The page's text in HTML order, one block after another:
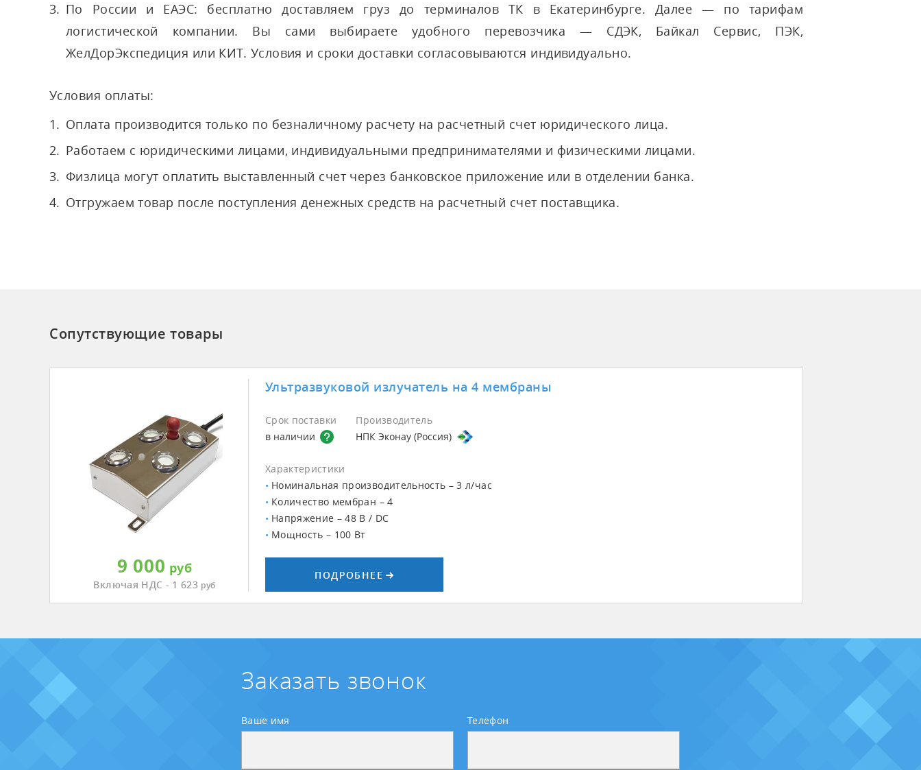
По России и ЕАЭС: бесплатно доставляем груз до терминалов ТК в Екатеринбурге. Далее — по тарифам
логистической компании. Вы сами выбираете удобного перевозчика — СДЭК, Байкал Сервис, ПЭК,
ЖелДорЭкспедиция или КИТ. Условия и сроки доставки согласовываются индивидуально.
Условия оплаты:
Оплата производится только по безналичному расчету на расчетный счет юридического лица.
Работаем с юридическими лицами, индивидуальными предпринимателями и физическими лицами.
Физлица могут оплатить выставленный счет через банковское приложение или в отделении банка.
Отгружаем товар после поступления денежных средств на расчетный счет поставщика.
Сопутствующие товары
9 000 руб
Включая НДС - 1 623 руб
Ультразвуковой излучатель на 4 мембраны
Срок поставки
в наличии
Производитель
НПК Эконау (Россия)
Характеристики
Номинальная производительность – 3 л/час
Количество мембран – 4
Напряжение – 48 В / DC
Мощность – 100 Вт
ПОДРОБНЕЕ
Заказать звонок
Ваше имя Телефон